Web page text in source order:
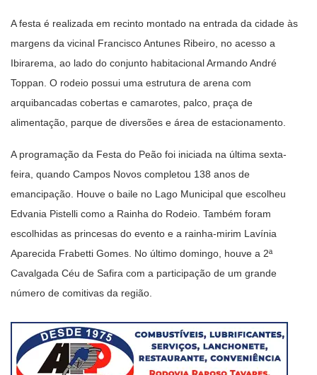
A festa é realizada em recinto montado na entrada da cidade às
margens da vicinal Francisco Antunes Ribeiro, no acesso a
Ibirarema, ao lado do conjunto habitacional Armando André
Toppan. O rodeio possui uma estrutura de arena com
arquibancadas cobertas e camarotes, palco, praça de
alimentação, parque de diversões e área de estacionamento.
A programação da Festa do Peão foi iniciada na última sexta-
feira, quando Campos Novos completou 138 anos de
emancipação. Houve o baile no Lago Municipal que escolheu
Edvania Pistelli como a Rainha do Rodeio. Também foram
escolhidas as princesas do evento e a rainha-mirim Lavínia
Aparecida Frabetti Gomes. No último domingo, houve a 2ª
Cavalgada Céu de Safira com a participação de um grande
número de comitivas da região.